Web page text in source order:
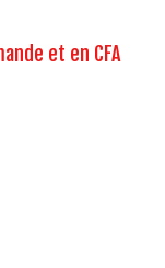
et en CFA